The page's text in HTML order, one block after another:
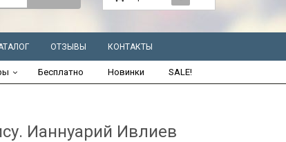
ОТЗЫВЫ КОНТАКТЫ
Бесплатно Новинки SALE!
Ианнуарий Ивлиев